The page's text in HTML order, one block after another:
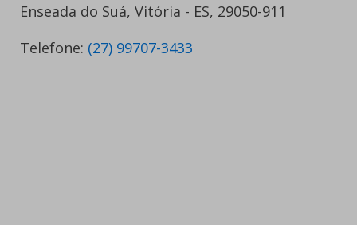
Enseada do Suá, Vitória - ES, 29050-911
Telefone: (27) 99707-3433